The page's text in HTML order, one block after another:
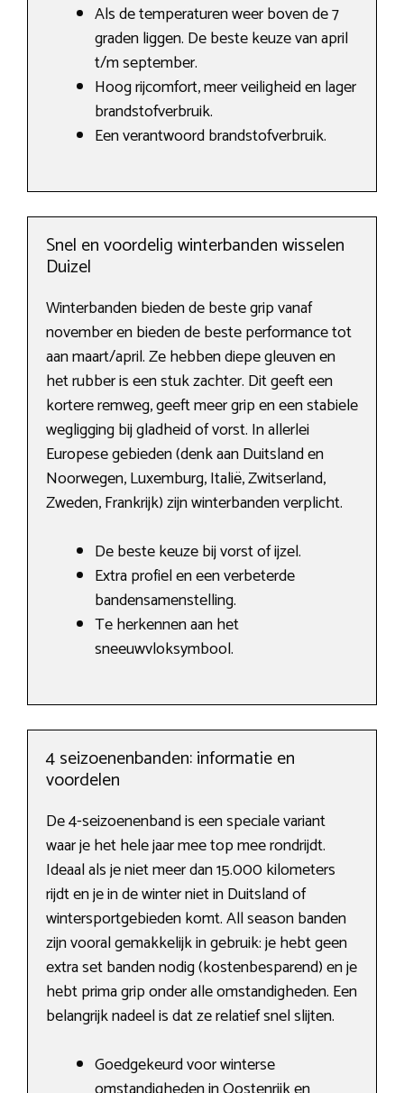
Als de temperaturen weer boven de 7
graden liggen. De beste keuze van april
t/m september.
Hoog rijcomfort, meer veiligheid en lager
brandstofverbruik.
Een verantwoord brandstofverbruik.
Snel en voordelig winterbanden wisselen
Duizel
Winterbanden bieden de beste grip vanaf
november en bieden de beste performance tot
aan maart/april. Ze hebben diepe gleuven en
het rubber is een stuk zachter. Dit geeft een
kortere remweg, geeft meer grip en een stabiele
wegligging bij gladheid of vorst. In allerlei
Europese gebieden (denk aan Duitsland en
Noorwegen, Luxemburg, Italië, Zwitserland,
Zweden, Frankrijk) zijn winterbanden verplicht.
De beste keuze bij vorst of ijzel.
Extra profiel en een verbeterde
bandensamenstelling.
Te herkennen aan het
sneeuwvloksymbool.
4 seizoenenbanden: informatie en
voordelen
De 4-seizoenenband is een speciale variant
waar je het hele jaar mee top mee rondrijdt.
Ideaal als je niet meer dan 15.000 kilometers
rijdt en je in de winter niet in Duitsland of
wintersportgebieden komt. All season banden
zijn vooral gemakkelijk in gebruik: je hebt geen
extra set banden nodig (kostenbesparend) en je
hebt prima grip onder alle omstandigheden. Een
belangrijk nadeel is dat ze relatief snel slijten.
Goedgekeurd voor winterse